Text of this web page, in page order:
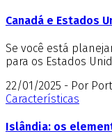
Canadá e Estados
Se você está
para os Estados
22/01/2025 - Por
Características
Islândia: os